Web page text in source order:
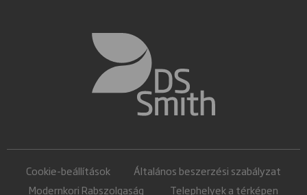
Cookie-beállítások
Általános beszerzési szabályzat
Modernkori Rabszolgaság
Telephelyek a térképen